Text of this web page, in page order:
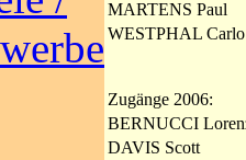
MARTENS Paul
WESTPHAL Carlo
Zugänge 2006:
BERNUCCI
DAVIS Scott